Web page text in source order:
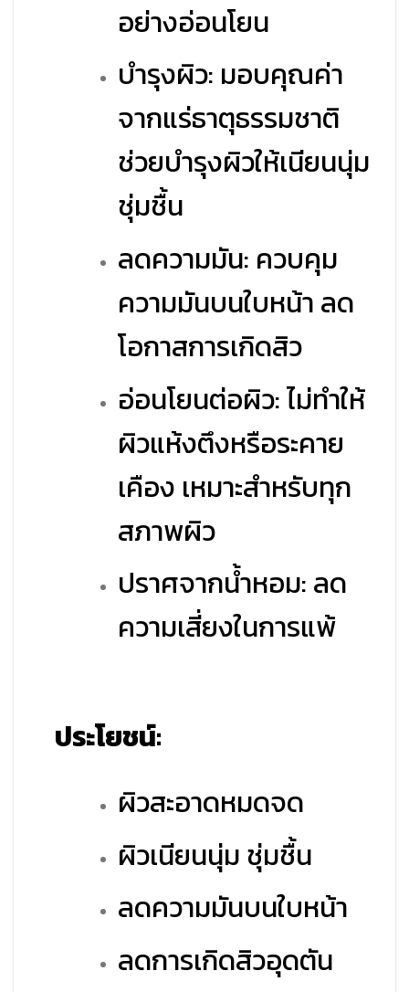
อย่างอ่อนโยน
บำรุงผิว: มอบคุณค่า
จากแร่ธาตุธรรมชาติ
ช่วยบำรุงผิวให้เนียนนุ่ม
ชุ่มชื้น
ลดความมัน: ควบคุม
ความมันบนใบหน้า ลด
โอกาสการเกิดสิว
อ่อนโยนต่อผิว: ไม่ทำให้
ผิวแห้งตึงหรือระคาย
เคือง เหมาะสำหรับทุก
สภาพผิว
ปราศจากน้ำหอม: ลด
ความเสี่ยงในการแพ้
ประโยชน์:
ผิวสะอาดหมดจด
ผิวเนียนนุ่ม ชุ่มชื้น
ลดความมันบนใบหน้า
ลดการเกิดสิวอุดตัน